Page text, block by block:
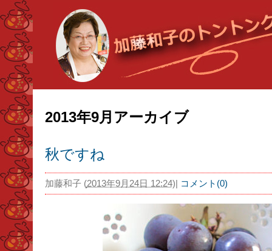
2013年9月アーカイブ
秋ですね
加藤和子(2013年9月24日 12:24)| コメント(0)